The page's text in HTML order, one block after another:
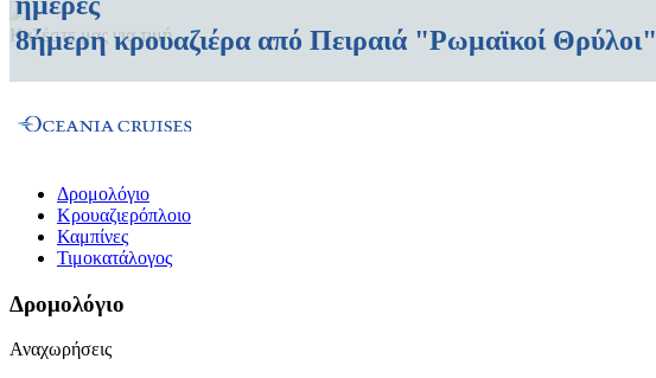
Καλέστε μας για τιμή
8ήμερη κρουαζιέρα από Πειραιά "Ρωμαϊκοί Θρύλοι"
Δρομολόγιο
Κρουαζιερόπλοιο
Καμπίνες
Τιμοκατάλογος
Δρομολόγιο
Αναχωρήσεις